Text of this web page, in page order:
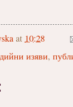
at 10:28
изяви,